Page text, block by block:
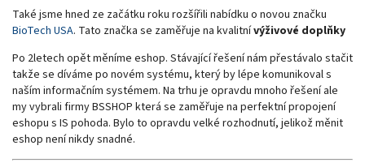
Také jsme hned ze začátku roku rozšířili nabídku o novou značku
BioTech USA. Tato značka se zaměřuje na kvalitnívýživové doplňky
Po 2letech opět měníme eshop. Stávající řešení nám přestávalo stačit
takže se díváme po novém systému, který by lépe komunikoval s
naším informačním systémem. Na trhu je opravdu mnoho řešení ale
my vybrali firmy BSSHOP která se zaměřuje na perfektní propojení
eshopu s IS pohoda. Bylo to opravdu velké rozhodnutí, jelikož měnit
eshop není nikdy snadné.